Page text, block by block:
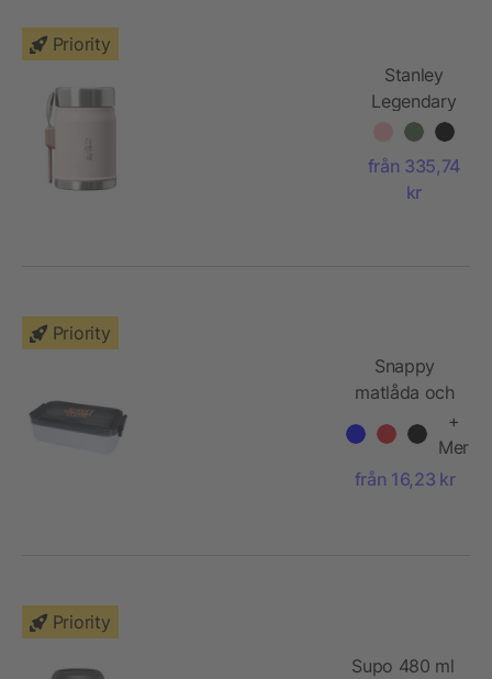
Priority
Stanley
Legendary
400 ml
matburk
med spork
från 335,74
kr
Priority
Snappy
matlåda och
+
Mer
från 16,23 kr
Priority
Supo 480 ml